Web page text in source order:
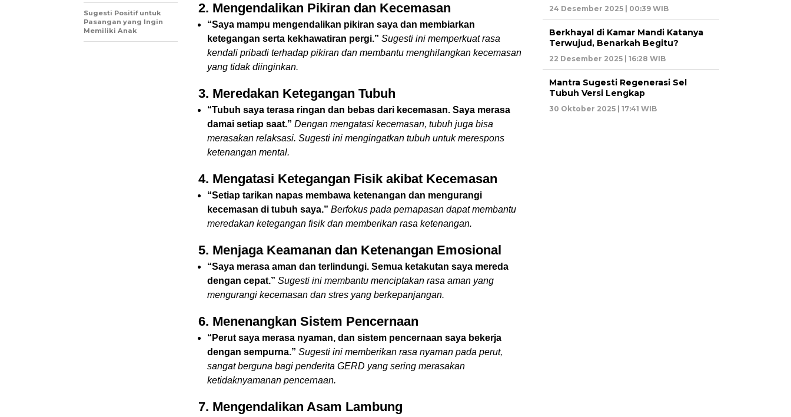
2. Mengendalikan Pikiran dan Kecemasan
“Saya mampu mengendalikan pikiran saya dan membiarkan
ketegangan serta kekhawatiran pergi.” Sugesti ini memperkuat rasa
kendali pribadi terhadap pikiran dan membantu menghilangkan kecemasan
yang tidak diinginkan.
3. Meredakan Ketegangan Tubuh
“Tubuh saya terasa ringan dan bebas dari kecemasan. Saya merasa
damai setiap saat.” Dengan mengatasi kecemasan, tubuh juga bisa
merasakan relaksasi. Sugesti ini mengingatkan tubuh untuk merespons
ketenangan mental.
4. Mengatasi Ketegangan Fisik akibat Kecemasan
“Setiap tarikan napas membawa ketenangan dan mengurangi
kecemasan di tubuh saya.” Berfokus pada pernapasan dapat membantu
meredakan ketegangan fisik dan memberikan rasa ketenangan.
5. Menjaga Keamanan dan Ketenangan Emosional
“Saya merasa aman dan terlindungi. Semua ketakutan saya mereda
dengan cepat.” Sugesti ini membantu menciptakan rasa aman yang
mengurangi kecemasan dan stres yang berkepanjangan.
6. Menenangkan Sistem Pencernaan
“Perut saya merasa nyaman, dan sistem pencernaan saya bekerja
dengan sempurna.” Sugesti ini memberikan rasa nyaman pada perut,
sangat berguna bagi penderita GERD yang sering merasakan
ketidaknyamanan pencernaan.
7. Mengendalikan Asam Lambung
Sugesti Positif untuk
Pasangan yang Ingin
Memiliki Anak
24 Desember 2025 | 00:39 WIB
Berkhayal di Kamar Mandi Katanya
Terwujud, Benarkah Begitu?
22 Desember 2025 | 16:28 WIB
Mantra Sugesti Regenerasi Sel
Tubuh Versi Lengkap
30 Oktober 2025 | 17:41 WIB